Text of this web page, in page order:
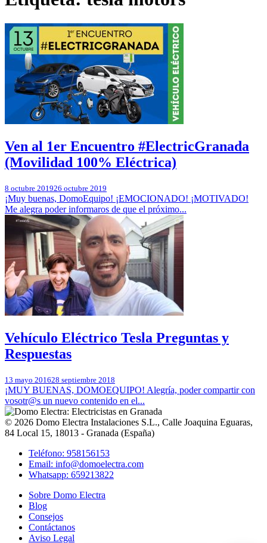
Ven al 1er Encuentro #ElectricGranada
(Movilidad 100% Eléctrica)
8 octubre 201926 octubre 2019
¡Muy buenas, DomoEquipo! ¡EMOCIONADO! ¡MOTIVADO!
Me alegra poder informaros de que el próximo...
Vehículo Eléctrico Tesla Preguntas y
Respuestas
13 mayo 201628 septiembre 2018
¡MUY BUENAS, DOMOEQUIPO! Alegría, poder compartir con
vosotr@s un nuevo contenido en el...
© 2026 Domo Electra Instalaciones S.L., Calle Joaquina Eguaras,
84 Local 15, 18013 - Granada (España)
Teléfono: 958156153
Email: info@domoelectra.com
Whatsapp: 659213822
Sobre Domo Electra
Blog
Consejos
Contáctanos
Aviso Legal